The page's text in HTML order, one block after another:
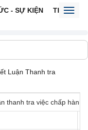
- SỰ KIỆN THÔNG
Luận Thanh tra
thanh tra việc chấp